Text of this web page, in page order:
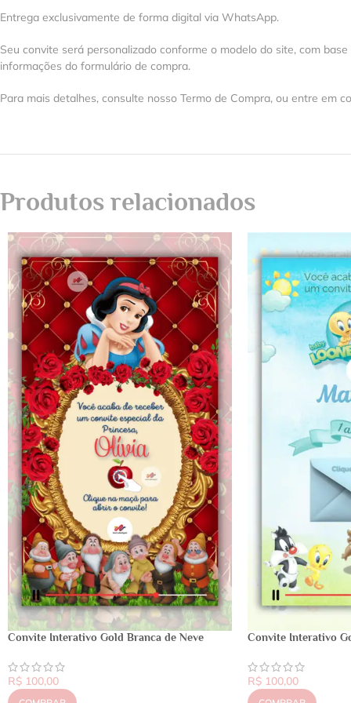
Entrega exclusivamente de forma digital via WhatsApp.
Seu convite será personalizado conforme o modelo do site, com base
informações do formulário de compra.
Para mais detalhes, consulte nosso Termo de Compra, ou entre em
Produtos relacionados
Convite Interativo Gold Branca de Neve
R$ 100,00
Convite Interativo
R$100,00